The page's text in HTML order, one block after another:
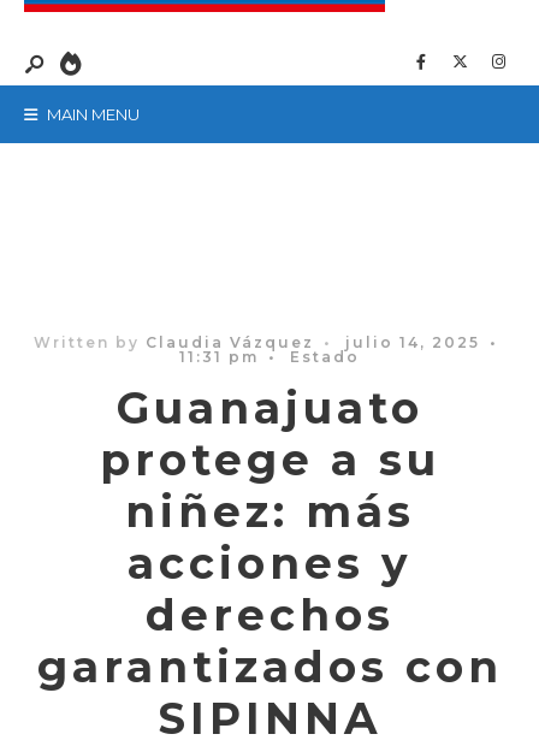
MAIN MENU
Written by Claudia Vázquez • julio 14, 2025
•
11:31 pm
• Estado
Guanajuato
protege a su
niñez: más
acciones y
derechos
garantizados con
SIPINNA